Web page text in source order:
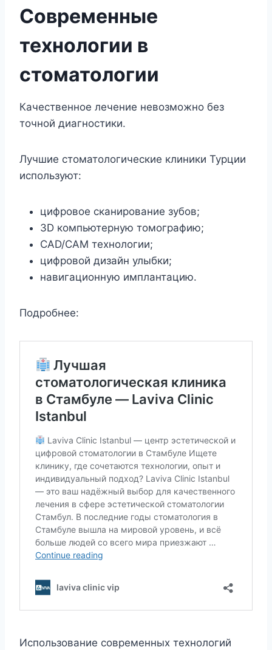
Современные
технологии в
стоматологии
Качественное лечение невозможно без
точной диагностики.
Лучшие стоматологические клиники Турции
используют:
цифровое сканирование зубов;
3D компьютерную томографию;
CAD/CAM технологии;
цифровой дизайн улыбки;
навигационную имплантацию.
Подробнее:
Использование современных технологий